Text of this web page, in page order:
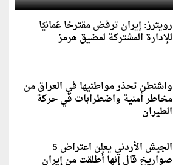
رويترز: إيران ترفض مقترحًا عُمانيًا
للإدارة المشتركة لمضيق هرمز
واشنطن تحذر مواطنيها في العراق من
مخاطر أمنية واضطرابات في حركة
الطيران
الجيش الأردني يعلن اعتراض 5
صواريخ قال إنها أُطلقت من إيران